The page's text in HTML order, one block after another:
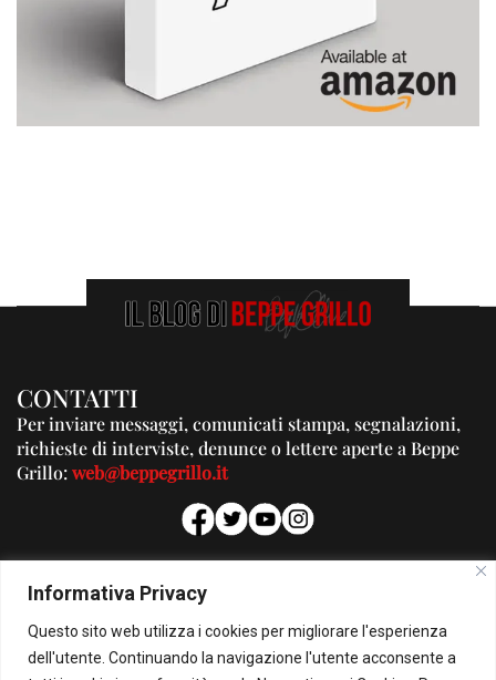
Informativa Privacy
Questo sito web utilizza i cookies per migliorare l'esperienza
dell'utente. Continuando la navigazione l'utente acconsente a
CONTATTI
Per inviare messaggi, comunicati stampa, segnalazioni,
richieste di interviste, denunce o lettere aperte a Beppe
Grillo:web@beppegrillo.it
PUBBLICITA'
Per la tua pubblicità su questo Blog:
pubblicita@beppegrillo.it